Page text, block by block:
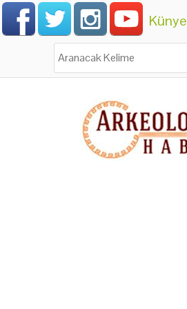
Künye